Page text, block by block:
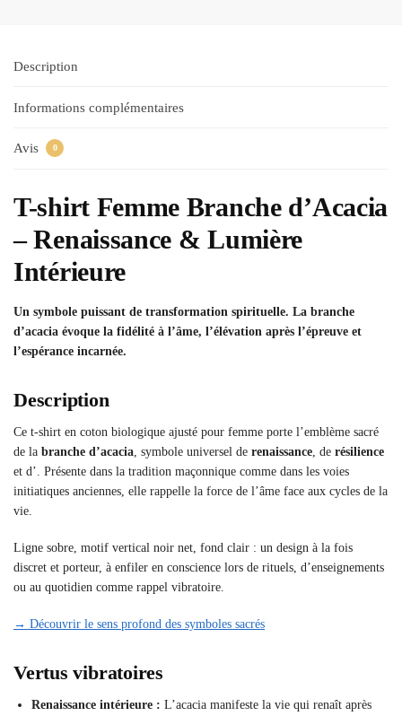
Description
Informations complémentaires
Avis 0
T-shirt Femme Branche d’Acacia
– Renaissance & Lumière
Intérieure
Un symbole puissant de transformation spirituelle. La branche
d’acacia évoque la fidélité à l’âme, l’élévation après l’épreuve et
l’espérance incarnée.
Description
Ce t-shirt en coton biologique ajusté pour femme porte l’emblème sacré
de la branche d’acacia , symbole universel de renaissance , de résilience
et d’ . Présente dans la tradition maçonnique comme dans les voies
initiatiques anciennes, elle rappelle la force de l’âme face aux cycles de la
vie.
Ligne sobre, motif vertical noir net, fond clair : un design à la fois
discret et porteur, à enfiler en conscience lors de rituels, d’enseignements
ou au quotidien comme rappel vibratoire.
→ Découvrir le sens profond des symboles sacrés
Vertus vibratoires
Renaissance intérieure : L’acacia manifeste la vie qui renaît après